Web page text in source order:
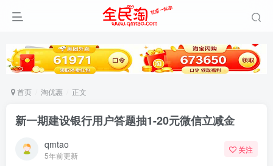
首页 淘优惠 正文
新一期建设银行用户答题抽1-20元微信立减金
qmtao
5年前更新
关注